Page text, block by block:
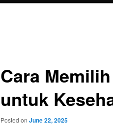
Cara
untuk
Posted on June 22, 2025